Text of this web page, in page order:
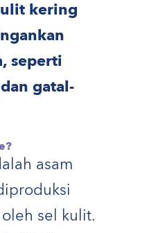
kering
seperti
gatal-
asam
sel kulit.